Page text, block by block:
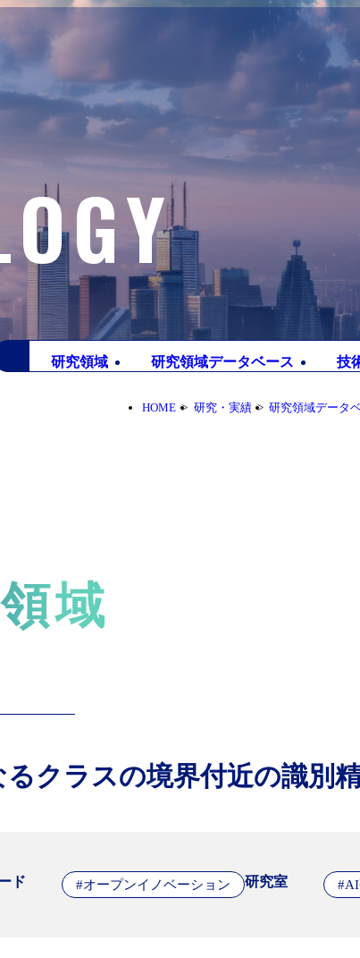
研究領域 研究領域データベース 技
HOME 研究・実績 研究領域データ
域
クラスの境界付近の識別
ド #オープンイノベーション 研究室